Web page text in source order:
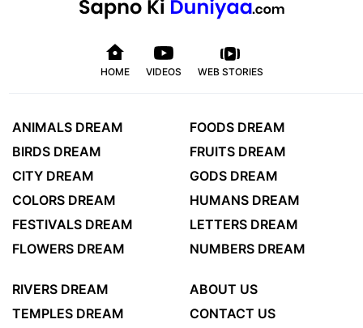
HOME VIDEOS WEB STORIES
ANIMALS DREAM
BIRDS DREAM
CITY DREAM
COLORS DREAM
FESTIVALS DREAM
FLOWERS DREAM
FOODS DREAM
FRUITS DREAM
GODS DREAM
HUMANS DREAM
LETTERS DREAM
NUMBERS DREAM
RIVERS DREAM
TEMPLES DREAM
ABOUT US
CONTACT US